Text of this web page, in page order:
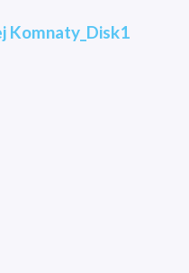
Komnaty_Disk1